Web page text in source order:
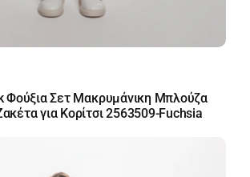
Φούξια Σετ Μακρυμάνικη Μπλούζα
για Κορίτσι 2563509-Fuchsia